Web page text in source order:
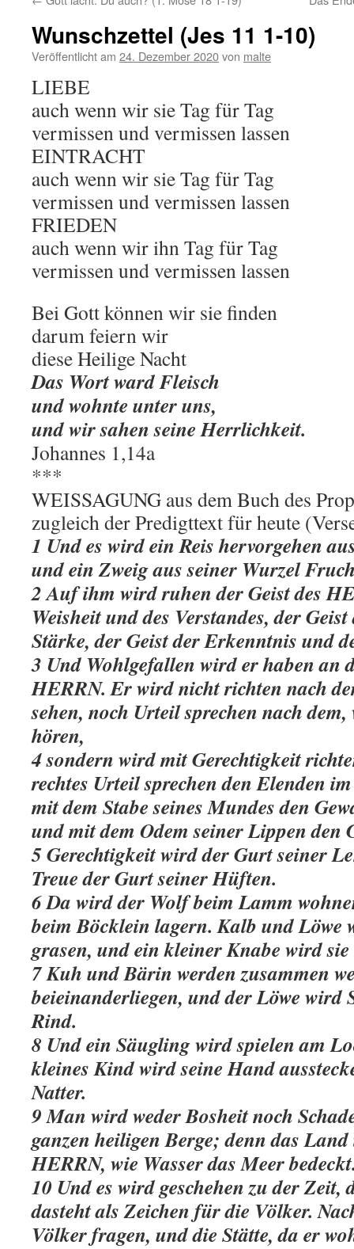
Wunschzettel (Jes 11 1-10)
Veröffentlicht am 24. Dezember 2020von malte
LIEBE
auch wenn wir sie Tag für Tag
vermissen und vermissen lassen
EINTRACHT
auch wenn wir sie Tag für Tag
vermissen und vermissen lassen
FRIEDEN
auch wenn wir ihn Tag für Tag
vermissen und vermissen lassen
Bei Gott können wir sie finden
darum feiern wir
diese Heilige Nacht
Das Wort ward Fleisch
und wohnte unter uns,
und wir sahen seine Herrlichkeit.
Johannes 1,14a
***
WEISSAGUNG aus dem Buch des
zugleich der Predigttext für heute
1 Und es wird ein Reis hervorgehen
und ein Zweig aus seiner Wurzel
2 Auf ihm wird ruhen der Geist des
Weisheit und des Verstandes, der
Stärke, der Geist der Erkenntnis und
3 Und Wohlgefallen wird er haben an
HERRN. Er wird nicht richten nach
sehen, noch Urteil sprechen nach dem,
hören,
4 sondern wird mit Gerechtigkeit
rechtes Urteil sprechen den Elenden
mit dem Stabe seines Mundes den
und mit dem Odem seiner Lippen den
5 Gerechtigkeit wird der Gurt seiner
Treue der Gurt seiner Hüften.
6 Da wird der Wolf beim Lamm
beim Böcklein lagern. Kalb und Löwe
grasen, und ein kleiner Knabe wird
7 Kuh und Bärin werden zusammen
beieinanderliegen, und der Löwe wird
Rind.
8 Und ein Säugling wird spielen am
kleines Kind wird seine Hand
Natter.
9 Man wird weder Bosheit noch
ganzen heiligen Berge; denn das
HERRN, wie Wasser das Meer
10 Und es wird geschehen zu der Zeit,
dasteht als Zeichen für die Völker.
Völker fragen, und die Stätte, da er